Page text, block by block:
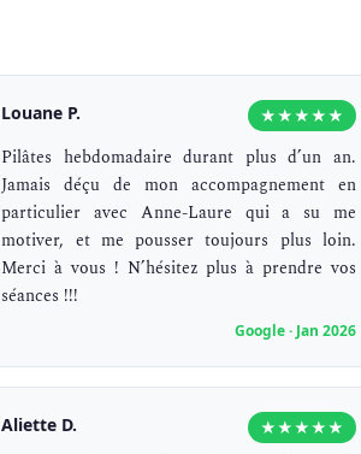
Louane P. ★★★★★
Pilâtes hebdomadaire durant plus d’un an.
Jamais déçu de mon accompagnement en
particulier avec Anne-Laure qui a su me
motiver, et me pousser toujours plus loin.
Merci à vous ! N’hésitez plus à prendre vos
séances !!!
Google · Jan 2026
Aliette D. ★★★★★